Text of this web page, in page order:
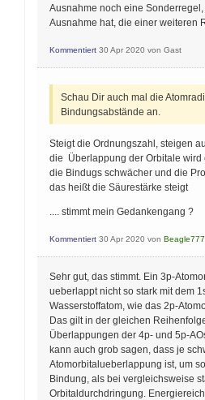
Ausnahme noch eine
Ausnahme hat, die einer weiteren
Kommentiert 30 Apr 2020 von Gast
Schau Dir auch mal die
Bindungsabstände an.
Steigt die Ordnungszahl, steigen
die Überlappung der Orbitale wird
die Bindugs schwächer und die
das heißt die Säurestärke steigt
.... stimmt mein Gedankengang ?
Kommentiert 30 Apr 2020 von Beagle777
Sehr gut, das stimmt. Ein 3p-
ueberlappt nicht so stark mit dem
Wasserstoffatom, wie das 2p-
Das gilt in der gleichen
Überlappungen der 4p- und 5p-
kann auch grob sagen, dass je
Atomorbitalueberlappung ist, um
Bindung, als bei vergleichsweise
Orbitaldurchdringung.